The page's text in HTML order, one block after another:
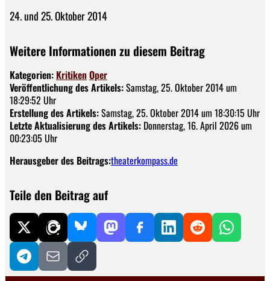
24. und 25. Oktober 2014
Weitere Informationen zu diesem Beitrag
Kategorien: KritikenOper
Veröffentlichung des Artikels:Samstag, 25. Oktober 2014 um
18:29:52 Uhr
Erstellung des Artikels:Samstag, 25. Oktober 2014 um 18:30:15 Uhr
Letzte Aktualisierung des Artikels: Donnerstag, 16. April 2026 um
00:23:05 Uhr
Herausgeber des Beitrags:theaterkompass.de
Teile den Beitrag auf